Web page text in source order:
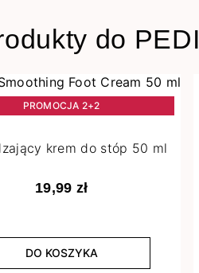
do PEDI
PROMOCJA 2+2
krem do stóp 50 ml
19,99 zł
DO KOSZYKA